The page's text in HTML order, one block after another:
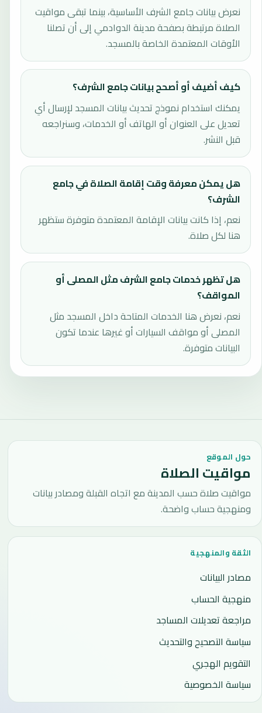
نعرض بيانات جامع الشرف الأساسية، بينما تبقى مواقيت
الصلاة مرتبطة بصفحة مدينة الدوادمي إلى أن تصلنا
الأوقات المعتمدة الخاصة بالمسجد.
كيف أضيف أو أصحح بيانات جامع الشرف؟
يمكنك استخدام نموذج تحديث بيانات المسجد لإرسال أي
تعديل على العنوان أو الهاتف أو الخدمات، وسنراجعه
قبل النشر.
هل يمكن معرفة وقت إقامة الصلاة في جامع
الشرف؟
نعم، إذا كانت بيانات الإقامة المعتمدة متوفرة ستظهر
هنا لكل صلاة.
هل تظهر خدمات جامع الشرف مثل المصلى أو
المواقف؟
نعم، نعرض هنا الخدمات المتاحة داخل المسجد مثل
المصلى أو مواقف السيارات أو غيرها عندما تكون
البيانات متوفرة.
حول الموقع
مواقيت الصلاة
مواقيت صلاة حسب المدينة مع اتجاه القبلة ومصادر بيانات
ومنهجية حساب واضحة.
الثقة والمنهجية
مصادر البيانات
منهجية الحساب
مراجعة تعديلات المساجد
سياسة التصحيح والتحديث
التقويم الهجري
سياسة الخصوصية